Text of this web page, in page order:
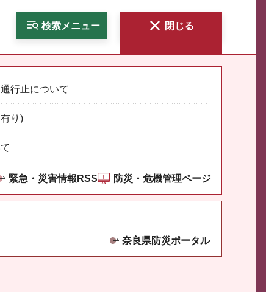
検索メニュー 閉じる
行止について
り)
緊急・災害情報RSS 防災・危機管理ページ
奈良県防災ポータル